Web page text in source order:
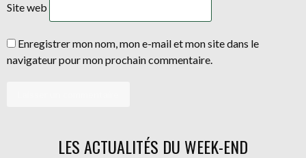
Site web
Enregistrer mon nom, mon e-mail et mon site dans le
navigateur pour mon prochain commentaire.
LES ACTUALITÉS DU WEEK-END